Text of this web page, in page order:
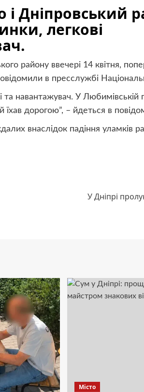
і Дніпровський
легкові
району ввечері 14 квітня,
в пресслужбі
навантажувач. У Любимівській
дорогою”, – йдеться в
внаслідок падіння уламків
У Дніпрі
Місто